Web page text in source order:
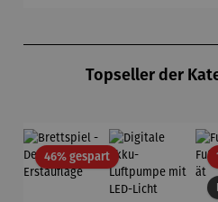
Topseller der
46% gespartRabatt